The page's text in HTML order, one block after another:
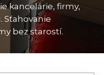
kancelárie, firmy,
Sťahovanie
bez starostí.